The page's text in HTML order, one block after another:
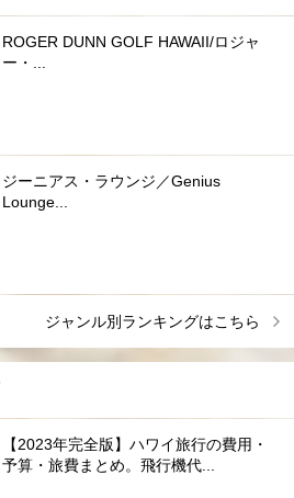
ROGER DUNN GOLF HAWAII/ロジャ
ー・...
ジーニアス・ラウンジ／Genius
Lounge...
ジャンル別ランキングはこちら
【2023年完全版】ハワイ旅行の費用・
予算・旅費まとめ。飛行機代...